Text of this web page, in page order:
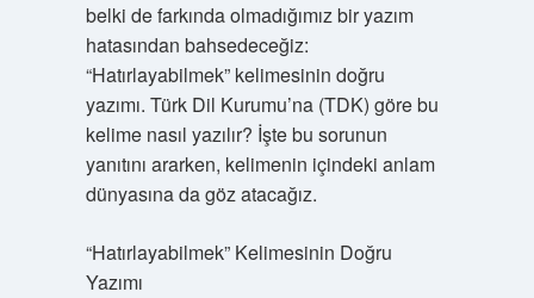
belki de farkında olmadığımız bir yazım
hatasından bahsedeceğiz:
“Hatırlayabilmek” kelimesinin doğru
yazımı. Türk Dil Kurumu’na (TDK) göre bu
kelime nasıl yazılır? İşte bu sorunun
yanıtını ararken, kelimenin içindeki anlam
dünyasına da göz atacağız.
“Hatırlayabilmek” Kelimesinin Doğru
Yazımı